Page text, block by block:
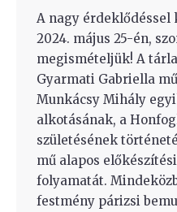
A nagy
2024. május 25-én,
megismételjük! A
Gyarmati Gabriella
Munkácsy Mihály
alkotásának, a
születésének
mű alapos
folyamatát.
festmény párizsi